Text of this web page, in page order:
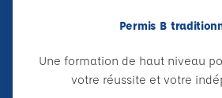
Permis B
Une formation de haut niveau
votre réussite et votre